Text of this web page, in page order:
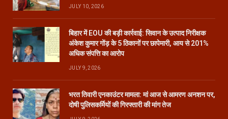
JULY 10, 2026
बिहार में EOU की बड़ी कार्रवाई: सिवान के उत्पाद निरीक्षक
अंकेश कुमार गोंड़ के 5 ठिकानों पर छापेमारी, आय से 201%
अधिक संपत्ति का आरोप
JULY 9, 2026
भरत तिवारी एनकाउंटर मामला: मां आज से आमरण अनशन पर,
दोषी पुलिसकर्मियों की गिरफ्तारी की मांग तेज